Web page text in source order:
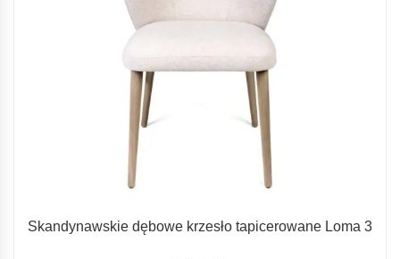
Skandynawskie dębowe krzesło tapicerowane Loma 3